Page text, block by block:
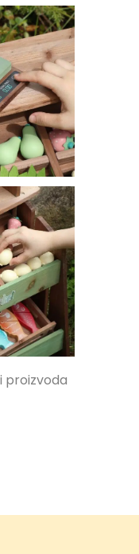
proizvoda